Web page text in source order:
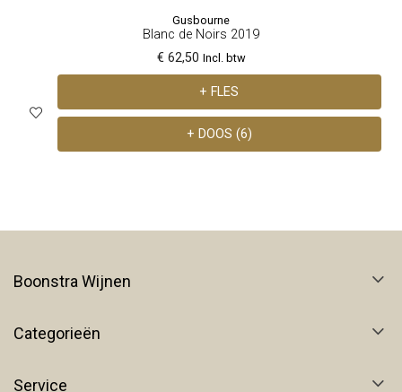
Gusbourne
Blanc de Noirs 2019
€ 62,50 Incl. btw
+ FLES
+ DOOS (6)
Boonstra Wijnen
Categorieën
Service